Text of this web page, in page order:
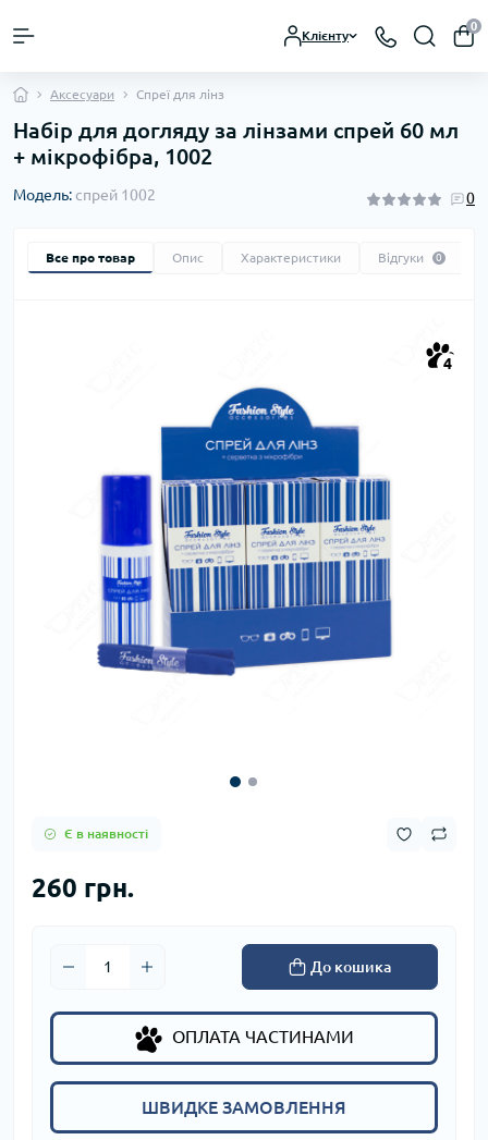
Клієнту
0
Аксесуари Спреї для лінз
Набір для догляду за лінзами спрей 60 мл
+ мікрофібра, 1002
Модель: спрей 1002 0
Все про товар Опис Характеристики Відгуки 0
4
Є в наявності
260 грн.
До кошика
ОПЛАТА ЧАСТИНАМИ
ШВИДКЕ ЗАМОВЛЕННЯ